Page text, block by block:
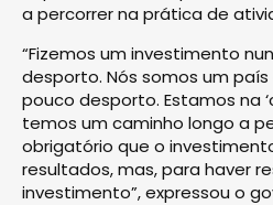
a percorrer na prática de
“Fizemos um investimento
desporto. Nós somos um
pouco desporto. Estamos na
temos um caminho longo a
obrigatório que o
resultados, mas, para haver
investimento”, expressou o